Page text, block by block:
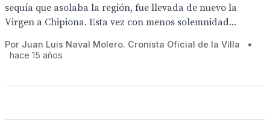
sequía que asolaba la región, fue llevada de nuevo la
Virgen a Chipiona. Esta vez con menos solemnidad...
Por Juan Luis Naval Molero. Cronista Oficial de la Villa
•
hace 15 años